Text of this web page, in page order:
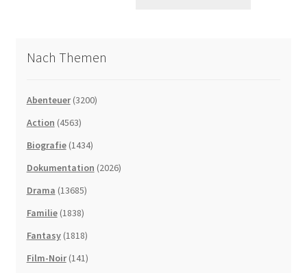
Nach Themen
Abenteuer (3200)
Action (4563)
Biografie (1434)
Dokumentation (2026)
Drama (13685)
Familie (1838)
Fantasy (1818)
Film-Noir (141)